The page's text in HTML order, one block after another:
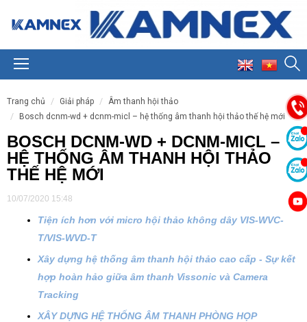
trang chủ giải pháp
âm thanh hội thảo
bosch dcnm-wd + dcnm-micl – hệ thống âm thanh hội thảo thế hệ mới
BOSCH DCNM-WD + DCNM-MICL –
HỆ THỐNG ÂM THANH HỘI THẢO
THẾ HỆ MỚI
10/07/2020 15:48
Tiện ích hơn với micro hội thảo không dây VIS-WVC-
T/VIS-WVD-T
Xây dựng hệ thống âm thanh hội thảo cao cấp - Sự kết
hợp hoàn hảo giữa âm thanh Vissonic và Camera
Tracking
XÂY DỰNG HỆ THỐNG ÂM THANH PHÒNG HỌP